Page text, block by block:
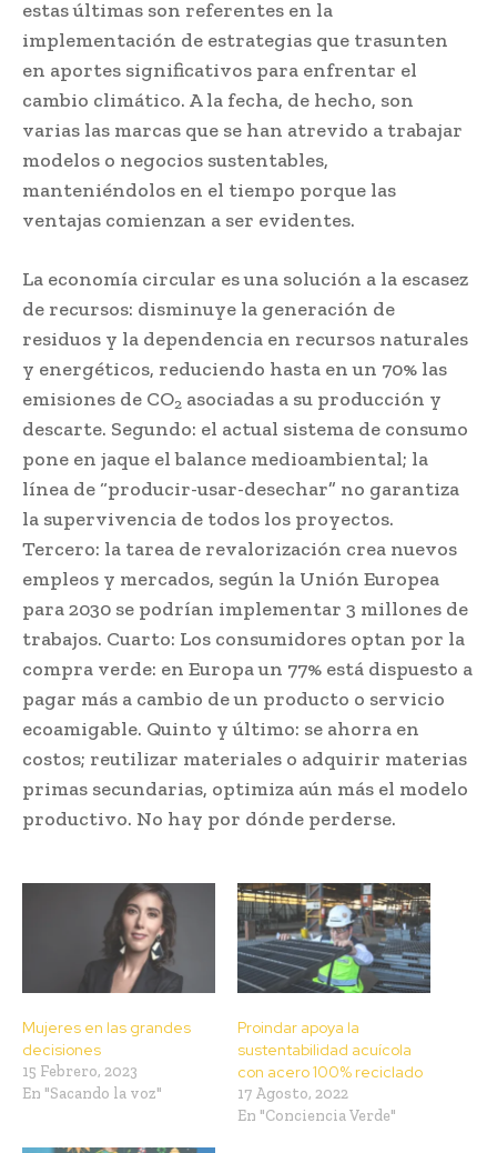
estas últimas son referentes en la
implementación de estrategias que trasunten
en aportes significativos para enfrentar el
cambio climático. A la fecha, de hecho, son
varias las marcas que se han atrevido a trabajar
modelos o negocios sustentables,
manteniéndolos en el tiempo porque las
ventajas comienzan a ser evidentes.
La economía circular es una solución a la escasez
de recursos: disminuye la generación de
residuos y la dependencia en recursos naturales
y energéticos, reduciendo hasta en un 70% las
emisiones de CO2 asociadas a su producción y
descarte. Segundo: el actual sistema de consumo
pone en jaque el balance medioambiental; la
línea de “producir-usar-desechar” no garantiza
la supervivencia de todos los proyectos.
Tercero: la tarea de revalorización crea nuevos
empleos y mercados, según la Unión Europea
para 2030 se podrían implementar 3 millones de
trabajos. Cuarto: Los consumidores optan por la
compra verde: en Europa un 77% está dispuesto a
pagar más a cambio de un producto o servicio
ecoamigable. Quinto y último: se ahorra en
costos; reutilizar materiales o adquirir materias
primas secundarias, optimiza aún más el modelo
productivo. No hay por dónde perderse.
Mujeres en las grandes
decisiones
15 Febrero, 2023
En "Sacando la voz"
Proindar apoya la
sustentabilidad acuícola
con acero 100% reciclado
17 Agosto, 2022
En "Conciencia Verde"